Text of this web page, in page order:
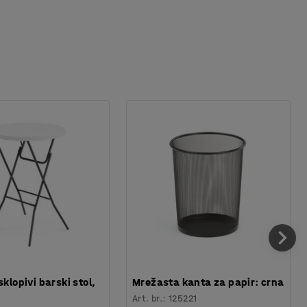
barski stol,
Mrežasta kanta za papir: crna
Art. br.:125221